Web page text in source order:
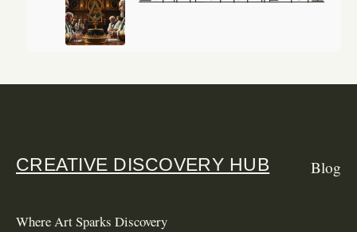
CREATIVE DISCOVERY HUB
Where Art Sparks Discovery
Blog